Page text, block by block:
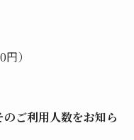
）
ご利用人数をお知ら